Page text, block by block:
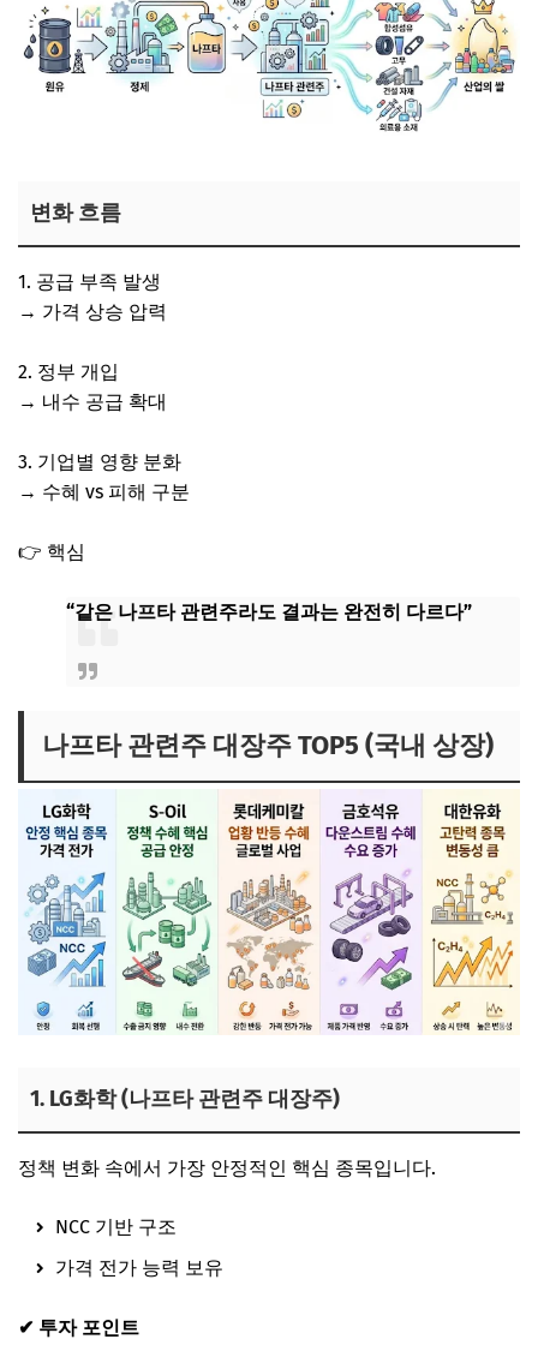
변화 흐름
1. 공급 부족 발생
→ 가격 상승 압력
2. 정부 개입
→ 내수 공급 확대
3. 기업별 영향 분화
→ 수혜 vs 피해 구분
👉 핵심
“같은 나프타 관련주라도 결과는 완전히 다르다”
나프타 관련주 대장주 TOP5 (국내 상장)
1. LG화학 (나프타 관련주 대장주)
정책 변화 속에서 가장 안정적인 핵심 종목입니다.
NCC 기반 구조
가격 전가 능력 보유
✔ 투자 포인트